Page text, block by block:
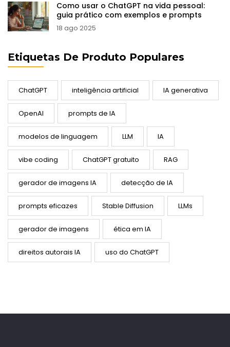
Como usar o ChatGPT na vida pessoal:
guia prático com exemplos e prompts
18 ago 2025
Etiquetas De Produto Populares
ChatGPT inteligência artificial IA generativa
OpenAI prompts de IA
modelos de linguagem LLM IA
vibe coding ChatGPT gratuito RAG
gerador de imagens IA detecção de IA
prompts eficazes Stable Diffusion LLMs
gerador de imagens ética em IA
direitos autorais IA uso do ChatGPT